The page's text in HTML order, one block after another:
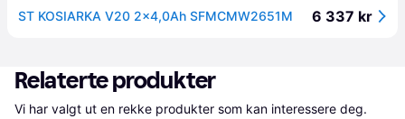
ST KOSIARKA V20 2x4,0Ah SFMCMW2651M 6 337 kr
Relaterte produkter